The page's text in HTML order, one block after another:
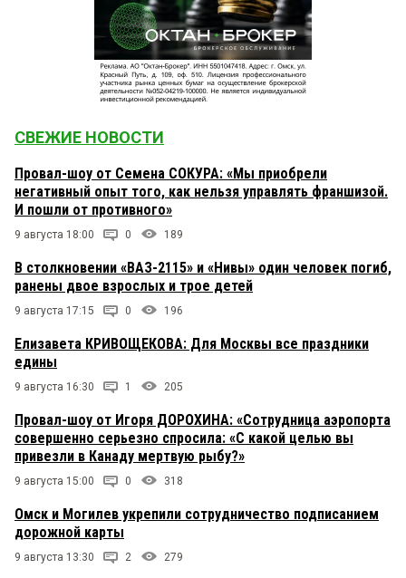
СВЕЖИЕ НОВОСТИ
Провал-шоу от Семена СОКУРА: «Мы приобрели
негативный опыт того, как нельзя управлять франшизой.
И пошли от противного»
9 августа 18:00 0 189
В столкновении «ВАЗ-2115» и «Нивы» один человек погиб,
ранены двое взрослых и трое детей
9 августа 17:15 0 196
Елизавета КРИВОЩЕКОВА: Для Москвы все праздники
едины
9 августа 16:30 1 205
Провал-шоу от Игоря ДОРОХИНА: «Сотрудница аэропорта
совершенно серьезно спросила: «С какой целью вы
привезли в Канаду мертвую рыбу?»
9 августа 15:00 0 318
Омск и Могилев укрепили сотрудничество подписанием
дорожной карты
9 августа 13:30 2 279